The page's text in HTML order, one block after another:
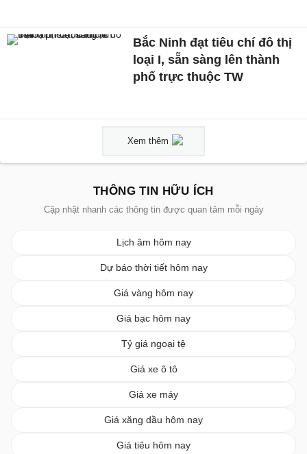
Bắc Ninh đạt tiêu chí đô thị
loại I, sẵn sàng lên thành
phố trực thuộc TW
Xem thêm
THÔNG TIN HỮU ÍCH
Cập nhật nhanh các thông tin được quan tâm mỗi ngày
Lịch âm hôm nay
Dự báo thời tiết hôm nay
Giá vàng hôm nay
Giá bạc hôm nay
Tỷ giá ngoại tệ
Giá xe ô tô
Giá xe máy
Giá xăng dầu hôm nay
Giá tiêu hôm nay